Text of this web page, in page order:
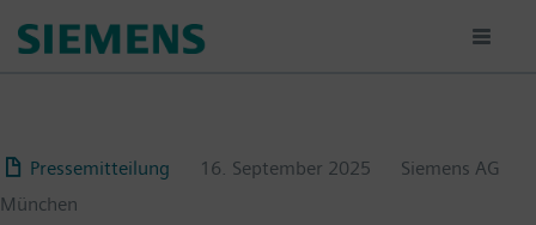
para
Pressemitteilung
16. September 2025
Siemens AG
München